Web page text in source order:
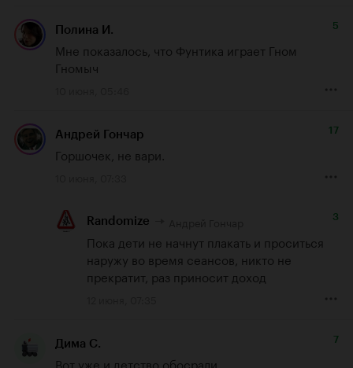
Полина И. 5
Мне показалось, что Фунтика играет Гном
Гномыч
Андрей Гончар 17
Горшочек, не вари.
Randomize 3
Пока дети не начнут плакать и проситься
наружу во время сеансов, никто не
прекратит, раз приносит доход
Дима С. 7
Вот уже и детство обосрали.